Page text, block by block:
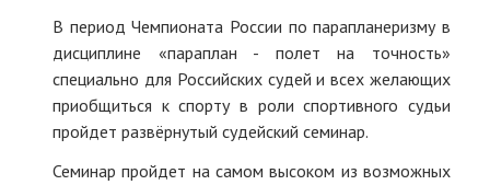
LOGIN
CONTACTS
В период Чемпионата России по парапланеризму в
дисциплине «параплан - полет на точность»
специально для Российских судей и всех желающих
приобщиться к спорту в роли спортивного судьи
пройдет развёрнутый судейский семинар.
Семинар пройдет на самом высоком из возможных